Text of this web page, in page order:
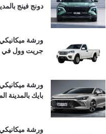
دونج فينج
ورشة
جريت وول في
ورشة
بايك بالمدينة
ورشة